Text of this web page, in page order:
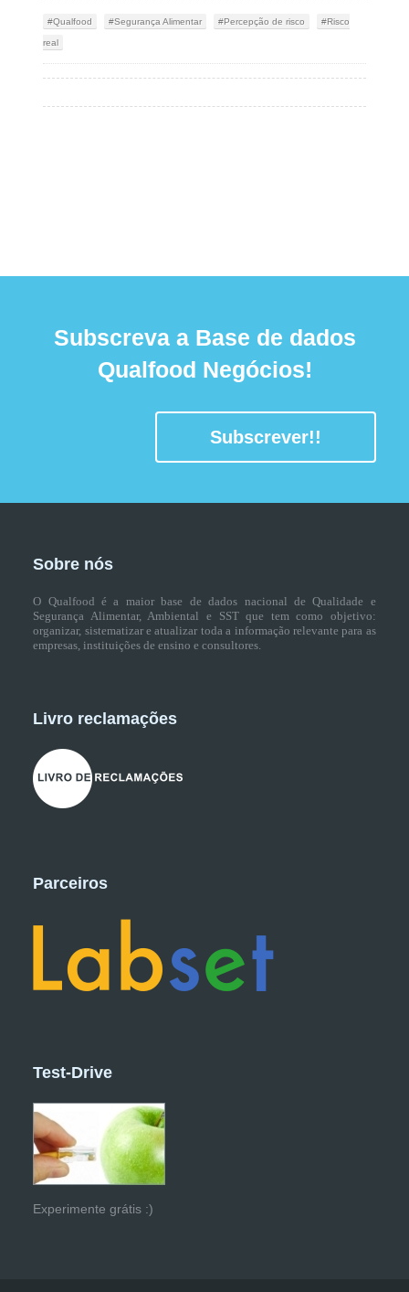
Qualfood Segurança Alimentar Percepção de risco Risco
real
Subscreva a Base de dados
Qualfood Negócios!
Subscrever!!
Sobre nós
O Qualfood é a maior base de dados nacional de Qualidade e
Segurança Alimentar, Ambiental e SST que tem como objetivo:
organizar, sistematizar e atualizar toda a informação relevante para as
empresas, instituições de ensino e consultores.
Livro reclamações
Parceiros
Test-Drive
Experimente grátis :)